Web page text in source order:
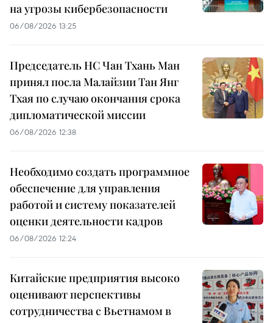
на угрозы кибербезопасности
06/08/2026 13:25
Председатель НС Чан Тхань Ман
принял посла Малайзии Тан Янг
Тхая по случаю окончания срока
дипломатической миссии
06/08/2026 12:38
Необходимо создать программное
обеспечение для управления
работой и систему показателей
оценки деятельности кадров
06/08/2026 12:24
Китайские предприятия высоко
оценивают перспективы
сотрудничества с Вьетнамом в